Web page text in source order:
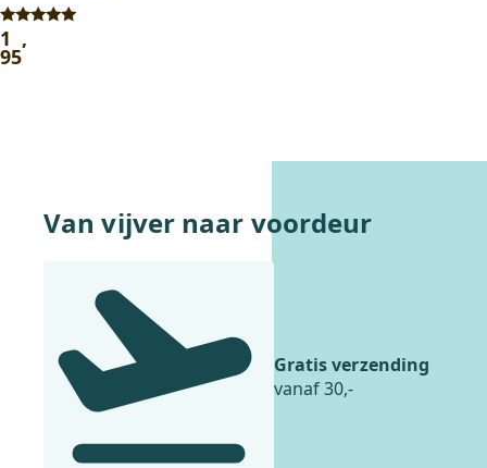
Gewaardeerd
5.00
uit 5
1 ,
95
Van vijver naar voordeur
Gratis verzending
vanaf 30,-